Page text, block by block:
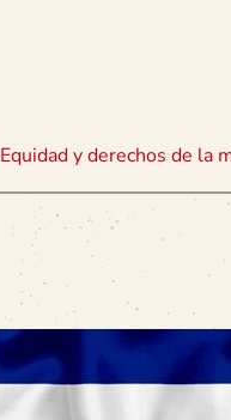
Equidad y derechos de la